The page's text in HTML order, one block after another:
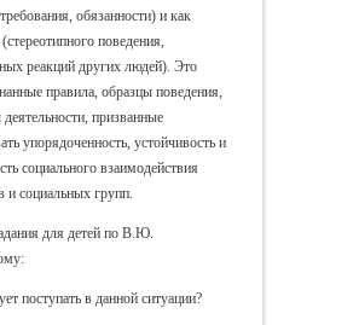
обязанности) и как
поведения,
реакций других людей). Это
правила, образцы поведения,
деятельности, призванные
упорядоченность, устойчивость и
социального взаимодействия
и социальных групп.
для детей по В.Ю.
поступать в данной ситуации?